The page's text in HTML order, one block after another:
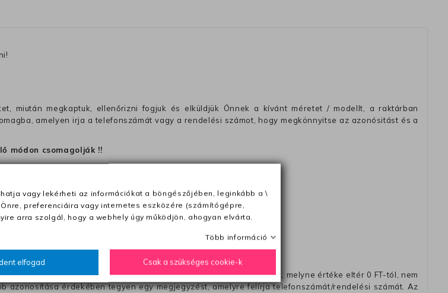
miután megkaptuk, ellenőrizni fogjuk és elküldjük Önnek a kívánt méretet / modellt, a raktárban
amelyen irja a telefonszámát vagy a rendelési számot, hogy megkönnyitse az azonósitást és a
módon csomagolják !!
e-mailben / sms-ben történő megerősítésétől számítva
vagy más futárral is elküldheti. Olyan utávéttel küldött csomagot, melyne értéke eltér 0 FT-tól, nem
azonosítása érdekében tegyen egy megjegyzést, amelyre felírja telefonszámát/rendelési számát. Az
vagy lekérheti az információkat a böngészőjében, leginkább a \
preferenciáira vagy internetes eszközére (számítógépre,
arra szolgál, hogy a webhely úgy működjön, ahogyan elvárta.
Több információ
elfogad Csak a szükséges cookie-k